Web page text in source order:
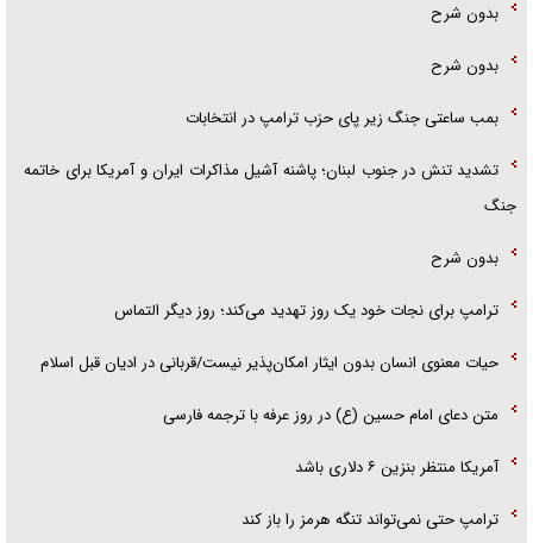
بدون شرح
بدون شرح
بمب ساعتی جنگ زیر پای حزب ترام‍پ در انتخابات
تشدید تنش در جنوب لبنان؛ پاشنه آشیل مذاکرات ایران و آمریکا برای خاتمه
جنگ
بدون شرح
ترامپ برای نجات خود یک روز تهدید می‌کند؛ روز دیگر التماس
حیات معنوی انسان بدون ایثار امکان‌پذیر نیست/قربانی در ادیان قبل اسلام
متن دعای امام حسین (ع) در روز عرفه با ترجمه فارسی
آمریکا منتظر بنزین ۶ دلاری باشد
ترامپ حتی نمی‌تواند تنگه هرمز را باز کند